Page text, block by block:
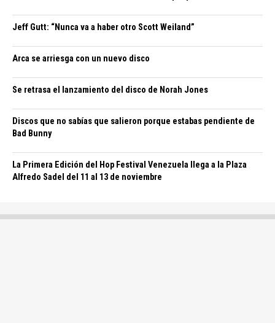
Jeff Gutt: “Nunca va a haber otro Scott Weiland”
Arca se arriesga con un nuevo disco
Se retrasa el lanzamiento del disco de Norah Jones
Discos que no sabías que salieron porque estabas pendiente de
Bad Bunny
La Primera Edición del Hop Festival Venezuela llega a la Plaza
Alfredo Sadel del 11 al 13 de noviembre